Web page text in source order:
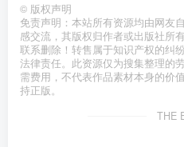
© 版权声明
免责声明：本站所有资源均由网友
感交流，其版权归作者或出版社所
联系删除！转售属于知识产权的纠
法律责任。此资源仅为搜集整理的
需费用，不代表作品素材本身的价
持正版。
THE